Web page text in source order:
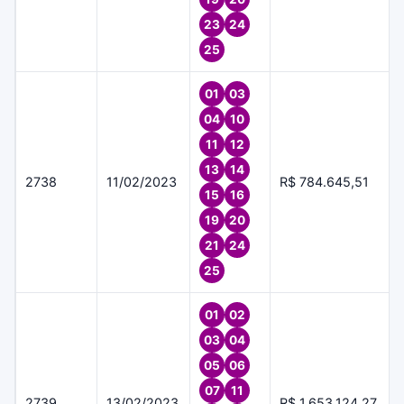
23
24
25
2738 11/02/2023
01
03
04
10
11
12
13
14
15
16
19
20
21
24
25
R$ 784.645,51
01
02
03
04
05
06
07
11